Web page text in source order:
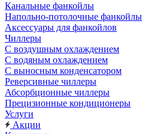
Канальные фанкойлы
Напольно-потолочные фанкойлы
Аксессуары для фанкойлов
Чиллеры
С воздушным охлаждением
С водяным охлаждением
С выносным конденсатором
Реверсивные чиллеры
Абсорбционные чиллеры
Прецизионные кондиционеры
Услуги
Акции